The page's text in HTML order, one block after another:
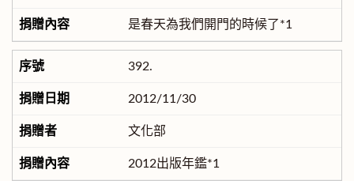
是春天為我們開門的時候了*1
392.
2012/11/30
文化部
2012出版年鑑*1